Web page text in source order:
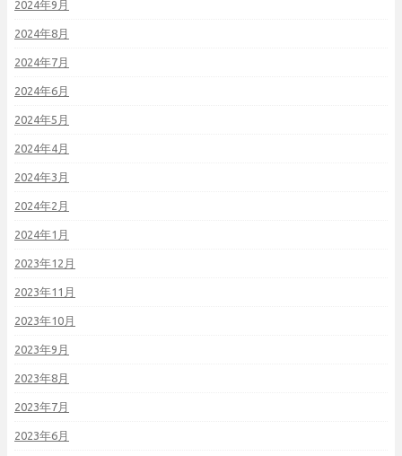
2024年9月
2024年8月
2024年7月
2024年6月
2024年5月
2024年4月
2024年3月
2024年2月
2024年1月
2023年12月
2023年11月
2023年10月
2023年9月
2023年8月
2023年7月
2023年6月